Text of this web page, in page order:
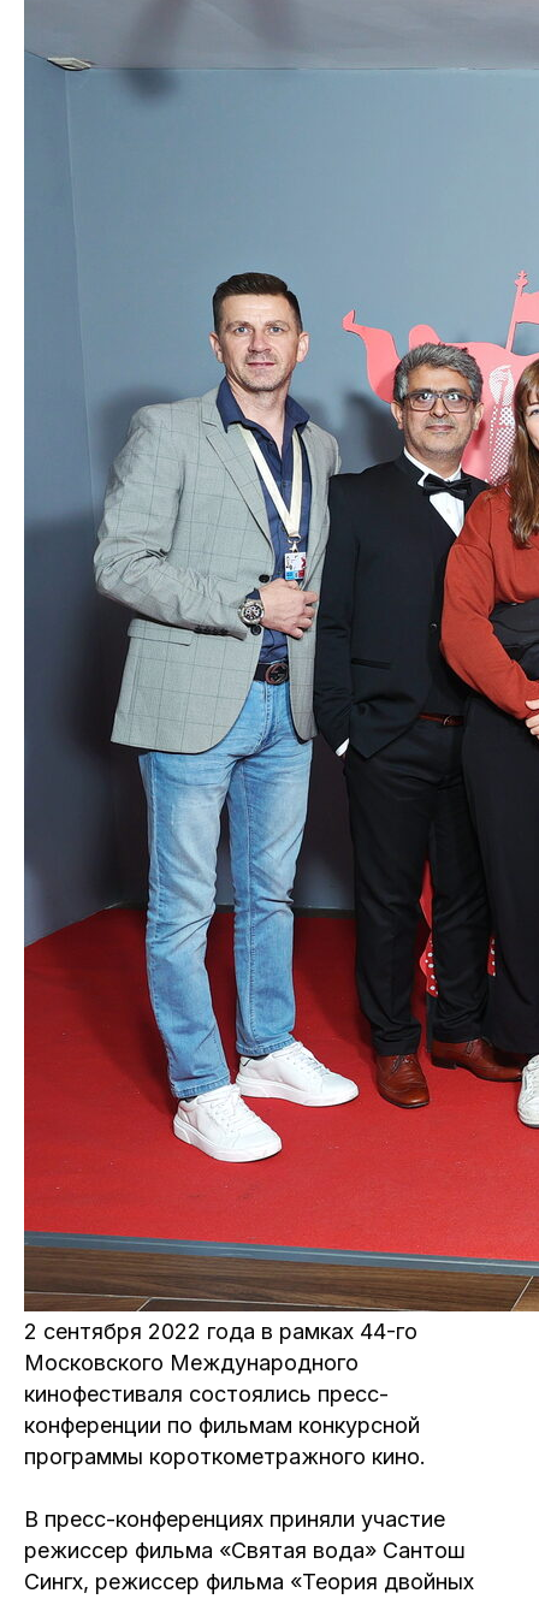
2 сентября 2022 года в рамках 44-го
Московского Международного
кинофестиваля состоялись пресс-
конференции по фильмам конкурсной
программы короткометражного кино.
В пресс-конференциях приняли участие
режиссер фильма «Святая вода» Сантош
Сингх, режиссер фильма «Теория двойных